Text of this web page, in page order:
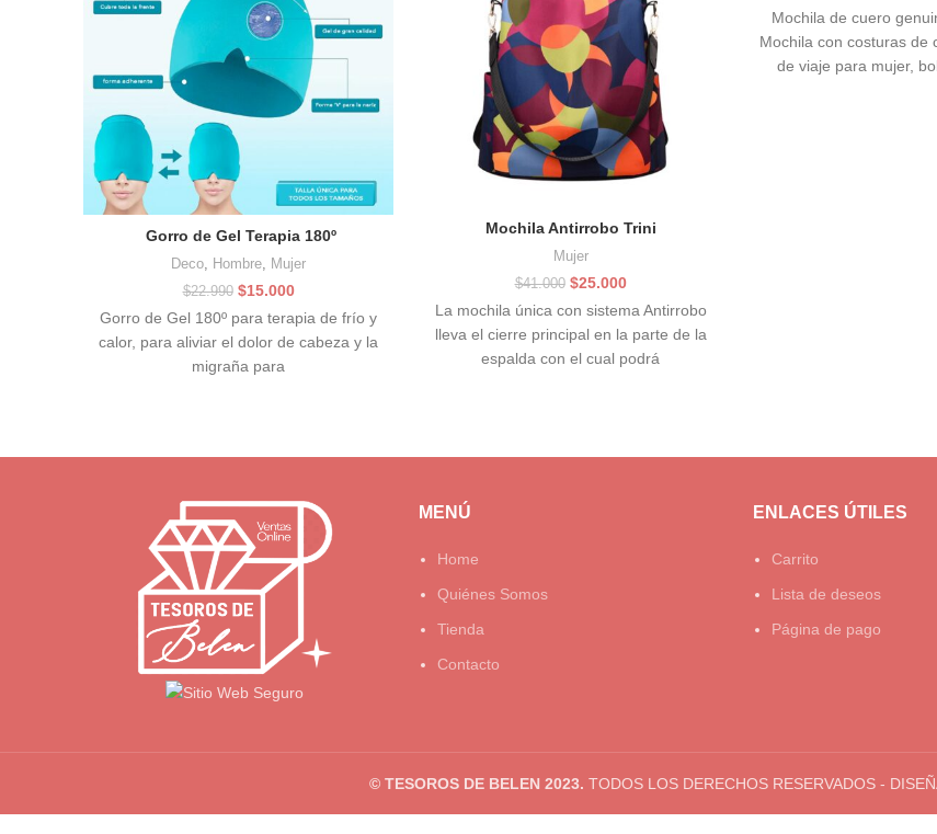
Gorro de Gel Terapia 180º
Deco Hombre Mujer
$22.990 El
original
era:
$22.990.
$15.000El
precio
actual
es:
Gorro de Gel 180º para terapia de frío y
calor, para aliviar el dolor de cabeza y la
migraña para
Mochila Antirrobo Trini
Mujer
$41.000 El
precio
original
era:
$41.000.
$25.000El
precio
actual
es:
$25.000.
La mochila única con sistema Antirrobo
lleva el cierre principal en la parte de la
espalda con el cual podrá
precio
era:
Mochila de cuero
Mochila con costuras de
de viaje para mujer,
MENÚ
Home
Quiénes Somos
Tienda
Contacto
ENLACES ÚTILES
Carrito
Lista de deseos
Página de pago
© TESOROS DE BELEN 2023. TODOS LOS DERECHOS RESERVADOS -